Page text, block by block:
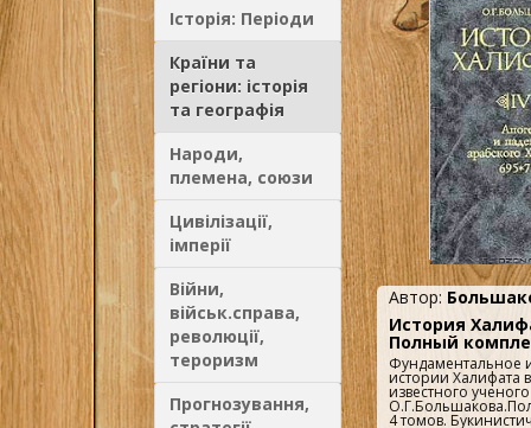
Історія: Періоди
Країни та
регіони: історія
та географія
Народи,
племена, союзи
Цивілізації,
імперії
Війни,
військ.справа,
революції,
тероризм
Прогнозування,
Автор:
История
Полный
Фундаментальное
истории Халифата
известного ученого
4 томов.